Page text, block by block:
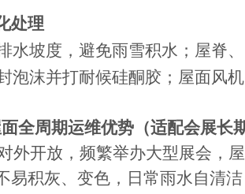
处理
水坡度，避免雨雪积水；屋脊
泡沫并打耐候硅酮胶；屋面风
全周期运维优势（适配会展长
外开放，频繁举办大型展会，
易积灰、变色，日常雨水自清洁